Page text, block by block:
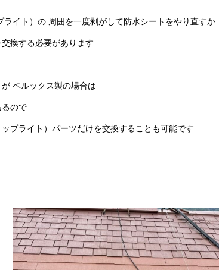
ライト）の 周囲を一度剥がして防水シートをやり直すか
換する必要があります
ベルックス製の場合は
ので
プライト）パーツだけを交換することも可能です